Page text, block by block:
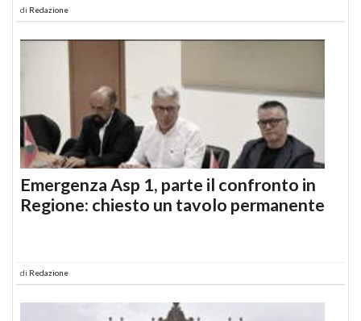
di Redazione
Emergenza Asp 1, parte il confronto in
Regione: chiesto un tavolo permanente
di Redazione